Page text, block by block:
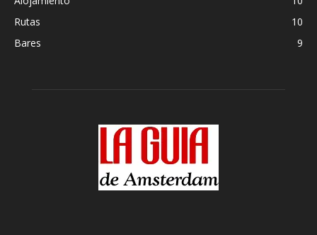
Rutas
10
Bares
9